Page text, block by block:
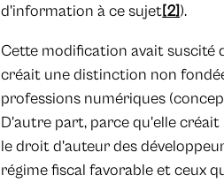
d'information à ce sujet[2]).
Cette modification avait suscité
créait une distinction non
professions numériques
D'autre part, parce qu'elle
le droit d'auteur des
régime fiscal favorable et ceux